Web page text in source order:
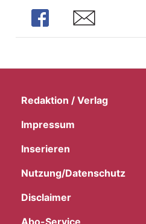
Share Share
Redaktion / Verlag
Impressum
Inserieren
Nutzung/Datenschutz
Disclaimer
Abo-Service